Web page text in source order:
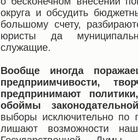
округа и обсудить
большому счету,
юристы да
служащие.
Вообще иногда
предприимчивости,
предпринимают
обоймы
выборы исключительно по
лишают возможности